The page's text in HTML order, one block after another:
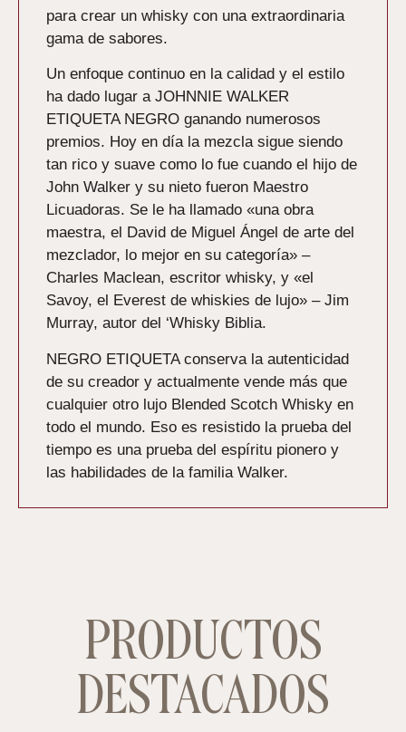
para crear un whisky con una extraordinaria
gama de sabores.
Un enfoque continuo en la calidad y el estilo
ha dado lugar a JOHNNIE WALKER
ETIQUETA NEGRO ganando numerosos
premios. Hoy en día la mezcla sigue siendo
tan rico y suave como lo fue cuando el hijo de
John Walker y su nieto fueron Maestro
Licuadoras. Se le ha llamado «una obra
maestra, el David de Miguel Ángel de arte del
mezclador, lo mejor en su categoría» –
Charles Maclean, escritor whisky, y «el
Savoy, el Everest de whiskies de lujo» – Jim
Murray, autor del ‘Whisky Biblia.
NEGRO ETIQUETA conserva la autenticidad
de su creador y actualmente vende más que
cualquier otro lujo Blended Scotch Whisky en
todo el mundo. Eso es resistido la prueba del
tiempo es una prueba del espíritu pionero y
las habilidades de la familia Walker.
PRODUCTOS
DESTACADOS